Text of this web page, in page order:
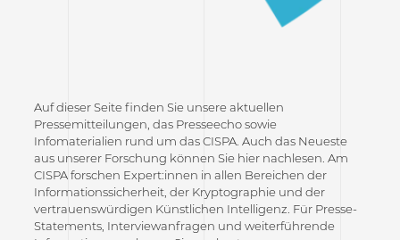
Auf dieser Seite finden Sie unsere aktuellen
Pressemitteilungen, das Presseecho sowie
Infomaterialien rund um das CISPA. Auch das Neueste
aus unserer Forschung können Sie hier nachlesen. Am
CISPA forschen Expert:innen in allen Bereichen der
Informationssicherheit, der Kryptographie und der
vertrauenswürdigen Künstlichen Intelligenz. Für Presse-
Statements, Interviewanfragen und weiterführende